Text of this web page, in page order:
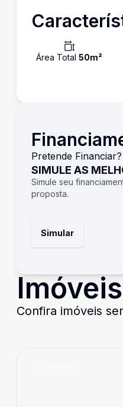
Área Total 50m²
Pretende Financiar?
SIMULE AS
Simule seu
proposta.
Simular
Confira imóveis